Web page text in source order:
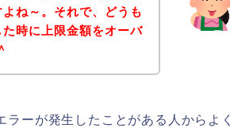
ね～。それで、どうも
時に上限金額をオーバ
ラーが発生したことがある人からよく